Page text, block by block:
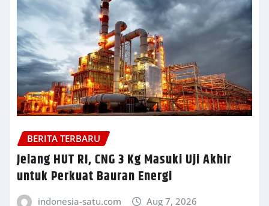
BERITA TERBARU
Jelang HUT RI, CNG 3 Kg Masuki Uji Akhir
untuk Perkuat Bauran Energi
indonesia-satu.com Aug 7, 2026